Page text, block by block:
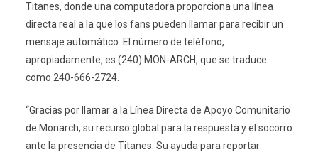
Titanes, donde una computadora proporciona una línea
directa real a la que los fans pueden llamar para recibir un
mensaje automático. El número de teléfono,
apropiadamente, es (240) MON-ARCH, que se traduce
como 240-666-2724.
“Gracias por llamar a la Línea Directa de Apoyo Comunitario
de Monarch, su recurso global para la respuesta y el socorro
ante la presencia de Titanes. Su ayuda para reportar